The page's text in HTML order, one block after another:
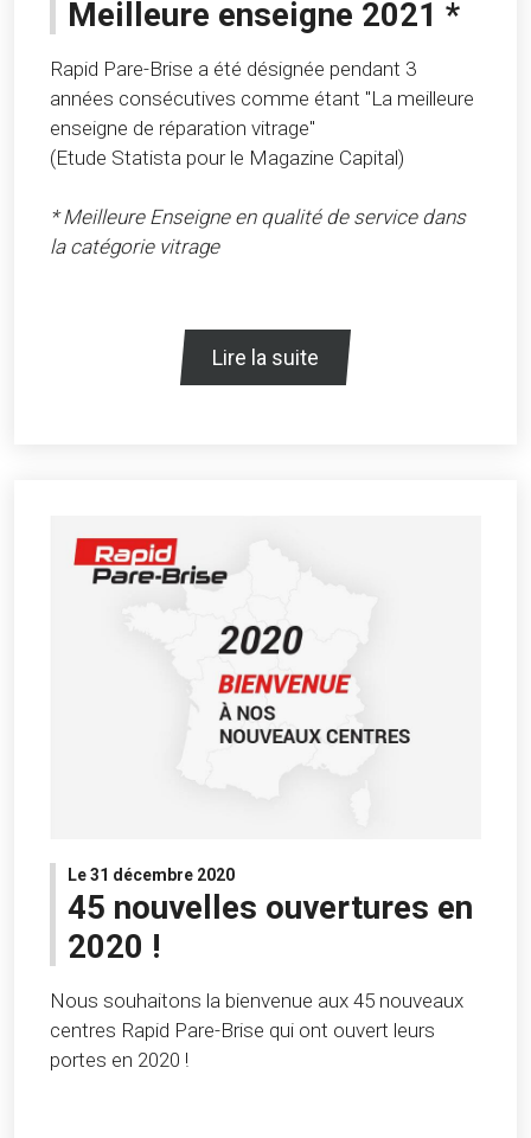
Meilleure enseigne 2021 *
Rapid Pare-Brise a été désignée pendant 3
années consécutives comme étant "La meilleure
enseigne de réparation vitrage"
(Etude Statista pour le Magazine Capital)
* Meilleure Enseigne en qualité de service dans
la catégorie vitrage
Lire la suite
Le 31 décembre 2020
45 nouvelles ouvertures en
2020 !
Nous souhaitons la bienvenue aux 45 nouveaux
centres Rapid Pare-Brise qui ont ouvert leurs
portes en 2020 !